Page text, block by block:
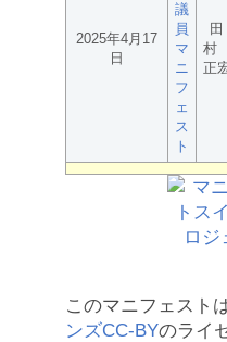
2025年4月17
日
議
員
マ
ニ
フ
ェ
ス
ト
田
村
正
このマニフェストは
ンズCC-BYのライ